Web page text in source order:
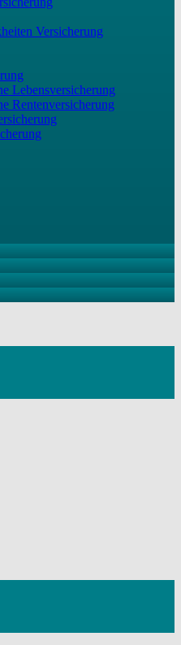
Versicherung
Lebensversicherung
Rentenversicherung